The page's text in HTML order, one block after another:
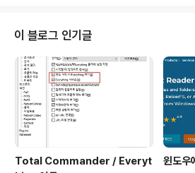
는 개방된 공간에 있다보니 함부로 그러한 사진과 같
서이지요. 한장 한장 꾸며가면 좋으련만 그러기가 꺼
신의 엄청난 프라..
이 블로그 인기글
Total Commander / Everyt
윈도우